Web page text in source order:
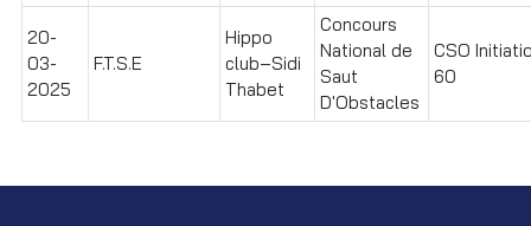
20-
03-
2025
F.T.S.E
Hippo
club–Sidi
Thabet
Concours
National de
Saut
D'Obstacles
CSO
60